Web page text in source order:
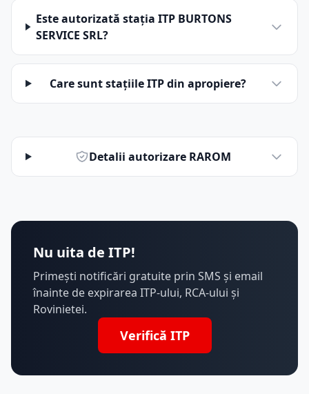
Este autorizată stația ITP BURTONS
SERVICE SRL?
Care sunt stațiile ITP din apropiere?
Detalii autorizare RAROM
Nu uita de ITP!
Primești notificări gratuite prin SMS și email
înainte de expirarea ITP-ului, RCA-ului și
Rovinietei.
Verifică ITP